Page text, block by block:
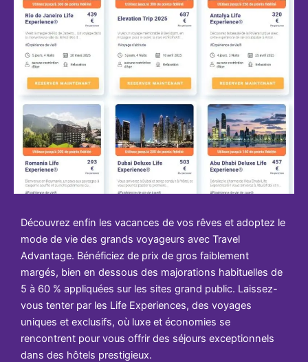
Découvrez enfin les vacances de vos rêves et adoptez le
mode de vie des grands voyageurs avec Travel
Advantage. Bénéficiez de prix de gros faiblement
margés, bien en dessous des majorations habituelles de
5 à 60 % appliquées sur les sites grand public. Laissez-
vous tenter par les Life Experiences, des voyages
uniques et exclusifs, où luxe et économies se
rencontrent pour vous offrir des séjours exceptionnels
dans des hôtels prestigieux.